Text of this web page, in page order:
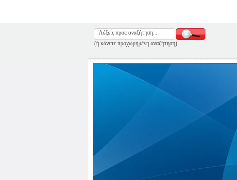
(ή κάνετε προχωρημένη αναζήτηση)